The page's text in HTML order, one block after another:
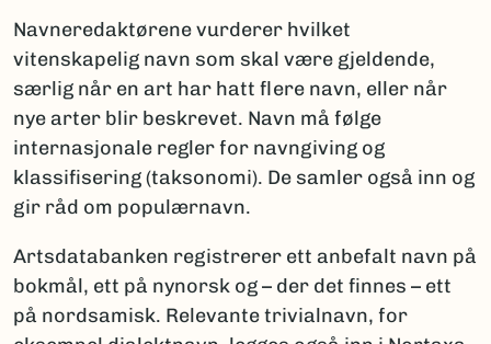
Navneredaktørene vurderer hvilket
vitenskapelig navn som skal være gjeldende,
særlig når en art har hatt flere navn, eller når
nye arter blir beskrevet. Navn må følge
internasjonale regler for navngiving og
klassifisering (taksonomi). De samler også inn og
gir råd om populærnavn.
Artsdatabanken registrerer ett anbefalt navn på
bokmål, ett på nynorsk og – der det finnes – ett
på nordsamisk. Relevante trivialnavn, for